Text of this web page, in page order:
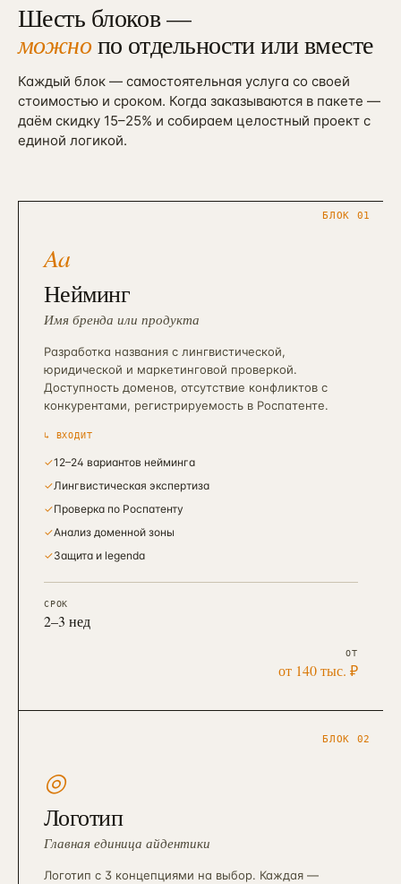
Шесть блоков —
можнопо отдельности или вместе
Каждый блок — самостоятельная услуга со своей
стоимостью и сроком. Когда заказываются в пакете —
даём скидку 15–25% и собираем целостный проект с
единой логикой.
БЛОК 01
Aa
Нейминг
Имя бренда или продукта
Разработка названия с лингвистической,
юридической и маркетинговой проверкой.
Доступность доменов, отсутствие конфликтов с
конкурентами, регистрируемость в Роспатенте.
↳ ВХОДИТ
✓12–24 вариантов нейминга
✓Лингвистическая экспертиза
✓Проверка по Роспатенту
✓Анализ доменной зоны
✓Защита и legenda
СРОК
2–3 нед
ОТ
от 140 тыс. ₽
БЛОК 02
◎
Логотип
Главная единица айдентики
Логотип с 3 концепциями на выбор. Каждая —